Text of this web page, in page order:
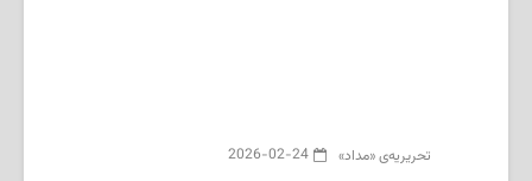
تحریریه‌ی «مداد» 2026-02-24